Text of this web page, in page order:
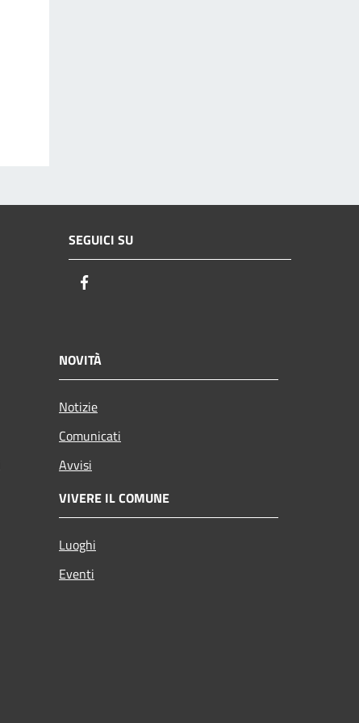
SEGUICI SU
NOVITÀ
Notizie
Comunicati
Avvisi
VIVERE IL COMUNE
Luoghi
Eventi